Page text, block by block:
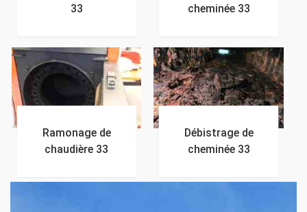
33
cheminée 33
Ramonage de
chaudière 33
Débistrage de
cheminée 33